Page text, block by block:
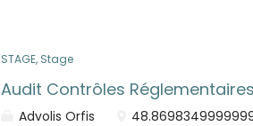
ses collaborateurs et leur offrir de
pourvoir en...
STAGE, Stage
Audit Contrôles
Advolis Orfis